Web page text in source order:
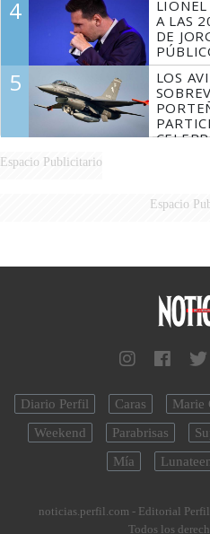
4
LIONEL
A LAS
DE
5
LOS
Espacio Publicitario
Espacio
Diario Perfil Caras Marie
Weekend
Parabrisas
Mía
Lunateen
noticias.perfil.com - Editorial Perfil
Todos los